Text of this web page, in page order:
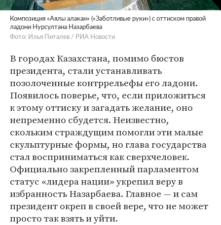
Композиция «Аялы алакан» («Заботливые руки») с оттиском правой
ладони Нурсултана Назарбаева
Фото: Илья Питалев / РИА Новости
В городах Казахстана, помимо бюстов
президента, стали устанавливать
позолоченные контррельефы его ладони.
Появилось поверье, что, если приложиться
к этому оттиску и загадать желание, оно
непременно сбудется. Неизвестно,
скольким страждущим помогли эти малые
скульптурные формы, но глава государства
стал восприниматься как сверхчеловек.
Официально закрепленный парламентом
статус «лидера нации» укрепил веру в
избранность Назарбаева. Главное — и сам
президент окреп в своей вере, что не может
просто так взять и уйти.